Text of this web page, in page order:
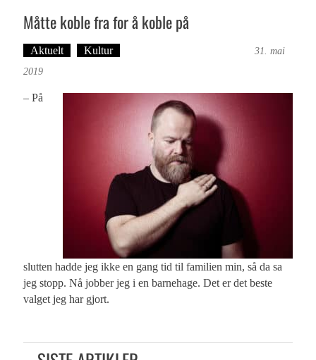
Måtte koble fra for å koble på
Aktuelt Kultur
31. mai
2019
– På
slutten hadde jeg ikke en gang tid til familien min, så da sa
jeg stopp. Nå jobber jeg i en barnehage. Det er det beste
valget jeg har gjort.